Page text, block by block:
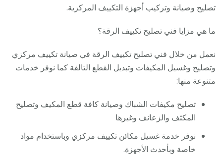
تصليح وصيانة وتركيب أجهزة التكييف المركزية.
ما هي مزايا فني تصليح تكييف الرقة؟
نعمل من خلال فني تصليح تكييف الرقة في صيانة تكييف مركزي
وتصليح وغسيل المكيفات وتبديل القطع التالفة كما نوفر خدمات
متنوعة منها:
تصليح مكيفات الشباك وصيانة كافة قطع المكيف وتصليح
المكثف والزعانف وغيرها
نوفر خدمة غسيل مكائن تكييف مركزي وباستخدام مواد
خاصة وبأحدث الأجهزة.